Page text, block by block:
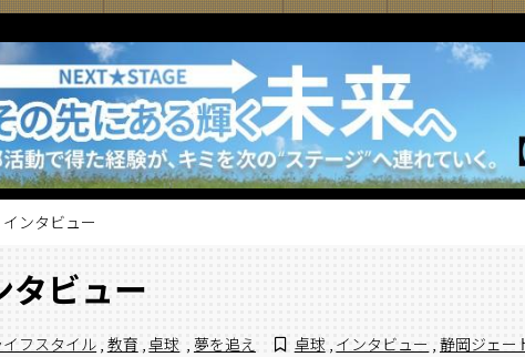
ンタビュー
タビュー
イフスタイル, 教育 ,卓球 , 夢を追え 卓球 , インタビュー , 静岡ジェー